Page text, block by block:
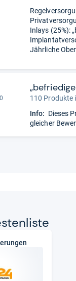
Inlays (25%):
Jährliche
110 Produkte
Info: Dieses
gleicher